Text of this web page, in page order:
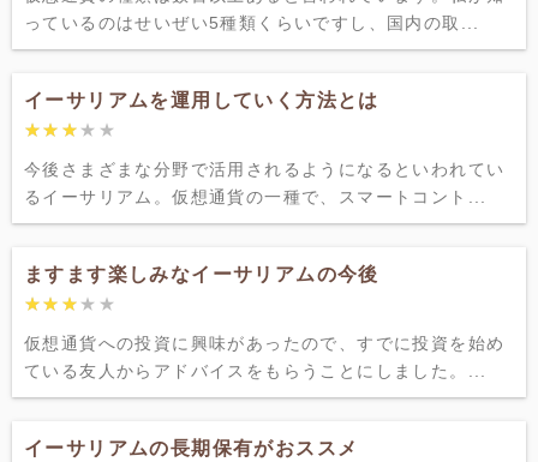
っているのはせいぜい5種類くらいですし、国内の取...
イーサリアムを運用していく方法とは
★★★★★
★★★★★
今後さまざまな分野で活用されるようになるといわれてい
るイーサリアム。仮想通貨の一種で、スマートコント...
ますます楽しみなイーサリアムの今後
★★★★★
★★★★★
仮想通貨への投資に興味があったので、すでに投資を始め
ている友人からアドバイスをもらうことにしました。...
イーサリアムの長期保有がおススメ